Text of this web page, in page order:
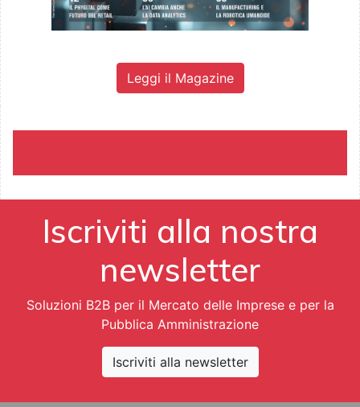
Leggi il Magazine
Iscriviti alla nostra
newsletter
Soluzioni B2B per il Mercato delle Imprese e per la
Pubblica Amministrazione
Iscriviti alla newsletter